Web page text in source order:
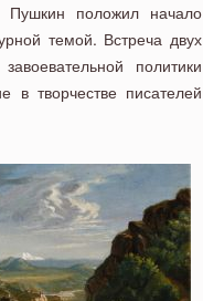
Пушкин положил начало
темой. Встреча двух
политики
в творчестве писателей